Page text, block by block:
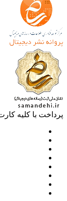
با کلیه